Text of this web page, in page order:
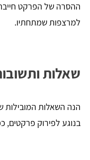
ההסרה של הפרקט
למרצפות שמתחתיו.
שאלות
הנה השאלות המובילות
בנוגע לפירוק פרקטים,